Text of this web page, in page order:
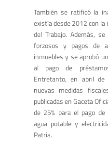
También se ratificó la
existía desde 2012 con la
del Trabajo. Además,
forzosos y pagos de
inmuebles y se aprobó
al pago de
Entretanto, en abril
nuevas medidas
publicadas en Gaceta
de 25% para el pago
agua potable y
Patria.